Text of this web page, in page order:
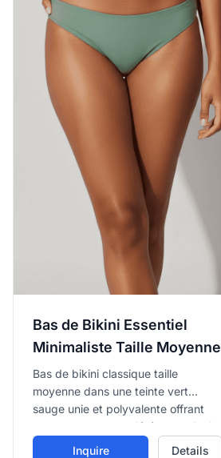
Bas de Bikini Essentiel
Minimaliste Taille Moyenne
Bas de bikini classique taille
moyenne dans une teinte vert
sauge unie et polyvalente offrant
une couverture modérée et un look
propre et sans coutures.
Inquire Details